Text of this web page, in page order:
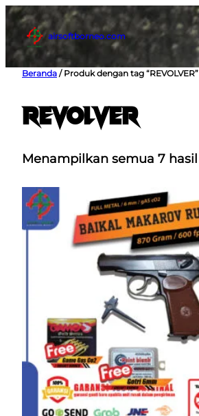
Lewati
konten
airsoftborneo.com
Beranda / Produk dengan tag “REVOLVER”
REVOLVER
Menampilkan semua 7 hasil